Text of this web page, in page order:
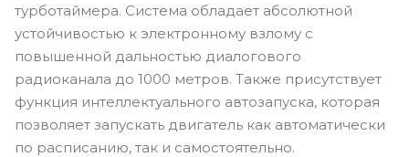
турботаймера. Система обладает абсолютной
устойчивостью к электронному взлому с
повышенной дальностью диалогового
радиоканала до 1000 метров. Также присутствует
функция интеллектуального автозапуска, которая
позволяет запускать двигатель как автоматически
по расписанию, так и самостоятельно.